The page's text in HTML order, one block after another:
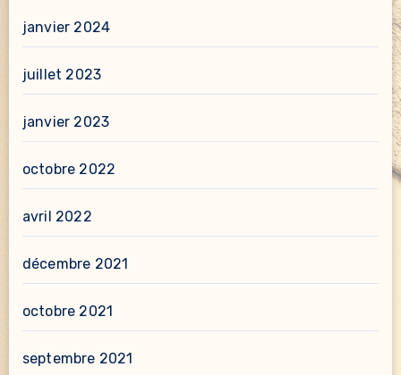
janvier 2024
juillet 2023
janvier 2023
octobre 2022
avril 2022
décembre 2021
octobre 2021
septembre 2021